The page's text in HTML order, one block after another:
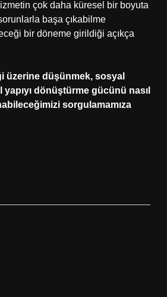
çok daha küresel bir boyuta
başa çıkabilme
bir döneme girildiği açıkça
üzerine düşünmek, sosyal
dönüştürme gücünü nasıl
sorgulamamıza